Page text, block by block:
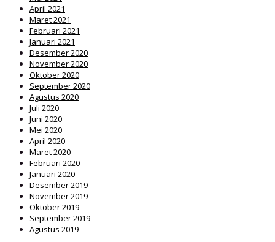
April 2021
Maret 2021
Februari 2021
Januari 2021
Desember 2020
November 2020
Oktober 2020
September 2020
Agustus 2020
Juli 2020
Juni 2020
Mei 2020
April 2020
Maret 2020
Februari 2020
Januari 2020
Desember 2019
November 2019
Oktober 2019
September 2019
Agustus 2019